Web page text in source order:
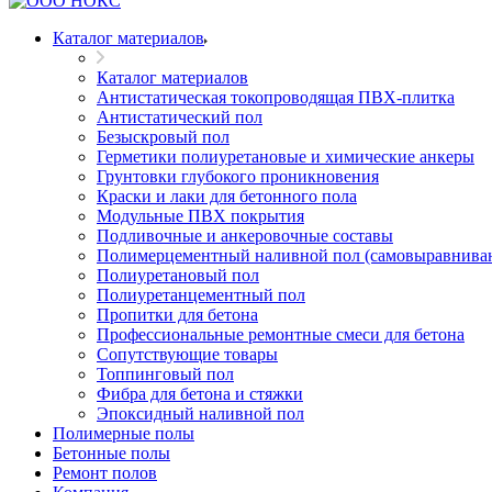
Каталог материалов
Каталог материалов
Антистатическая токопроводящая ПВХ-плитка
Антистатический пол
Безыскровый пол
Герметики полиуретановые и химические анкеры
Грунтовки глубокого проникновения
Краски и лаки для бетонного пола
Модульные ПВХ покрытия
Подливочные и анкеровочные составы
Полимерцементный наливной пол
Полиуретановый пол
Полиуретанцементный пол
Пропитки для бетона
Профессиональные ремонтные смеси для бетона
Сопутствующие товары
Топпинговый пол
Фибра для бетона и стяжки
Эпоксидный наливной пол
Полимерные полы
Бетонные полы
Ремонт полов